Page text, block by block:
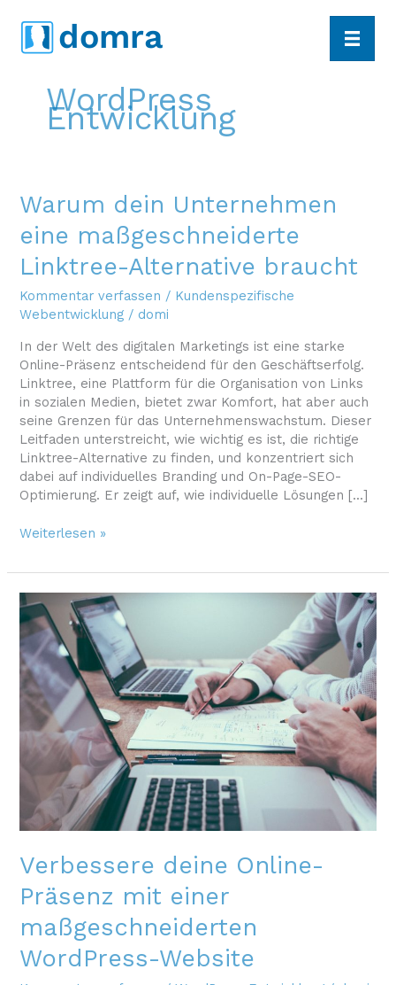
Inhalt
springen
domra
WordPress
Entwicklung
Warum dein Unternehmen
eine maßgeschneiderte
Linktree-Alternative braucht
Kommentar verfassen / Kundenspezifische
Webentwicklung / domi
In der Welt des digitalen Marketings ist eine starke
Online-Präsenz entscheidend für den Geschäftserfolg.
Linktree, eine Plattform für die Organisation von Links
in sozialen Medien, bietet zwar Komfort, hat aber auch
seine Grenzen für das Unternehmenswachstum. Dieser
Leitfaden unterstreicht, wie wichtig es ist, die richtige
Linktree-Alternative zu finden, und konzentriert sich
dabei auf individuelles Branding und On-Page-SEO-
Optimierung. Er zeigt auf, wie individuelle Lösungen [...]
Warum
Unternehmen
maßgeschneiderte
Linktree-
Alternative
braucht
Weiterlesen »
Verbessere deine Online-
Präsenz mit einer
maßgeschneiderten
WordPress-Website